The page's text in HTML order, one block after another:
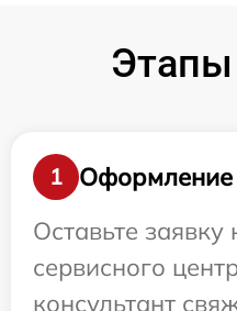
1
Оформление
Оставьте заявку
сервисного
консультант